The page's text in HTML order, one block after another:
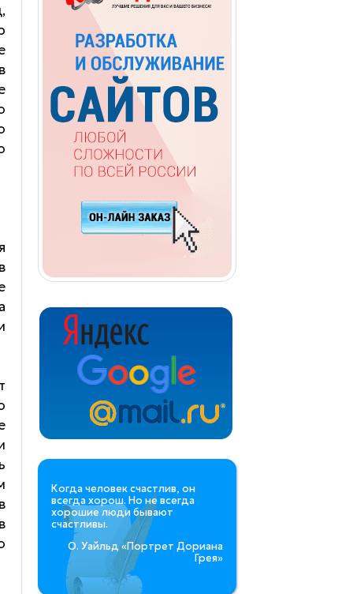
Когда человек счастлив, он
всегда хорош. Но не всегда
хорошие люди бывают
счастливы.
О. Уайльд «Портрет Дориана
Грея»